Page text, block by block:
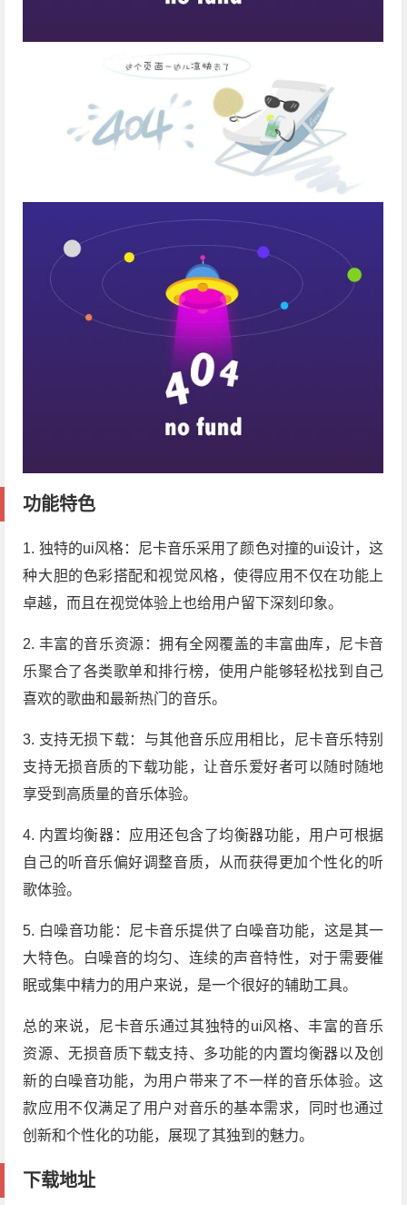
功能特色
1. 独特的ui风格：尼卡音乐采用了颜色对撞的ui设计，这
种大胆的色彩搭配和视觉风格，使得应用不仅在功能上
卓越，而且在视觉体验上也给用户留下深刻印象。
2. 丰富的音乐资源：拥有全网覆盖的丰富曲库，尼卡音
乐聚合了各类歌单和排行榜，使用户能够轻松找到自己
喜欢的歌曲和最新热门的音乐。
3. 支持无损下载：与其他音乐应用相比，尼卡音乐特别
支持无损音质的下载功能，让音乐爱好者可以随时随地
享受到高质量的音乐体验。
4. 内置均衡器：应用还包含了均衡器功能，用户可根据
自己的听音乐偏好调整音质，从而获得更加个性化的听
歌体验。
5. 白噪音功能：尼卡音乐提供了白噪音功能，这是其一
大特色。白噪音的均匀、连续的声音特性，对于需要催
眠或集中精力的用户来说，是一个很好的辅助工具。
总的来说，尼卡音乐通过其独特的ui风格、丰富的音乐
资源、无损音质下载支持、多功能的内置均衡器以及创
新的白噪音功能，为用户带来了不一样的音乐体验。这
款应用不仅满足了用户对音乐的基本需求，同时也通过
创新和个性化的功能，展现了其独到的魅力。
下载地址